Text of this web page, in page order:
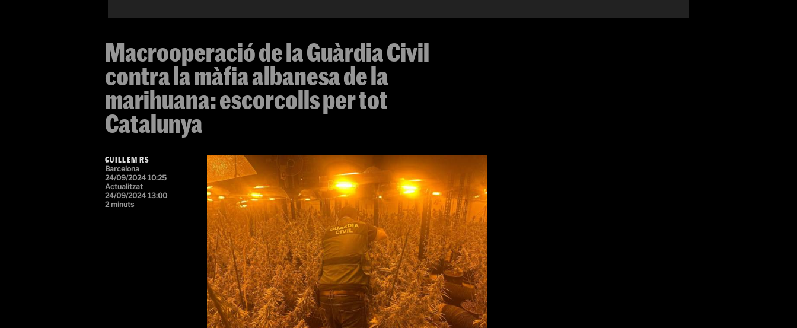
Macrooperació de la Guàrdia Civil
contra la màfia albanesa de la
marihuana: escorcolls per tot
Catalunya
GUILLEM RS
Barcelona
24/09/2024 10:25
Actualitzat
24/09/2024 13:00
2 minuts